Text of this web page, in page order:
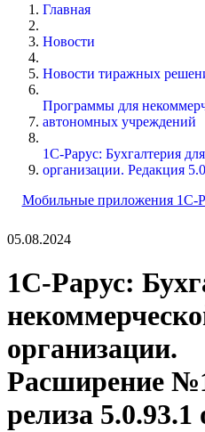
Главная
Новости
Новости тиражных
Программы для
автономных учреждений
1С-Рарус: Бухгалтерия
организации. Редакция 5.0
Мобильные приложения 1С-
05.08.2024
1С-Рарус:
организации.
Расширение
релиза 5.0.93.1